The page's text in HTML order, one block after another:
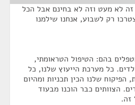
זה לא מעט וזה לא בחינם אבל הכל
רק לשבוע, אנחנו שילמנו
בהם: הטיפול הטראומתי,
כל מערכת הייעוץ שלנו, כל
הפיקוח שלנו הכין תכניות ומהיום
הצוותים כבר הוכנו מבעוד
זה.